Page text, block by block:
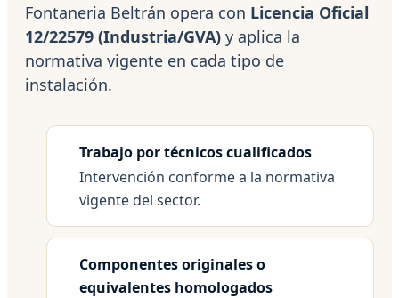
Fontaneria Beltrán opera con Licencia Oficial
12/22579 (Industria/GVA) y aplica la
normativa vigente en cada tipo de
instalación.
Trabajo por técnicos cualificados
Intervención conforme a la normativa
vigente del sector.
Componentes originales o
equivalentes homologados